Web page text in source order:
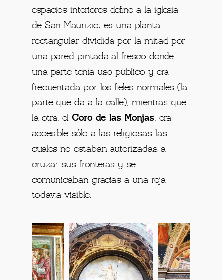
espacios interiores define a la iglesia
de San Maurizio: es una planta
rectangular dividida por la mitad por
una pared pintada al fresco donde
una parte tenía uso público y era
frecuentada por los fieles normales (la
parte que da a la calle), mientras que
la otra, elCoro de las Monjas, era
accesible sólo a las religiosas las
cuales no estaban autorizadas a
cruzar sus fronteras y se
comunicaban gracias a una reja
todavía visible.